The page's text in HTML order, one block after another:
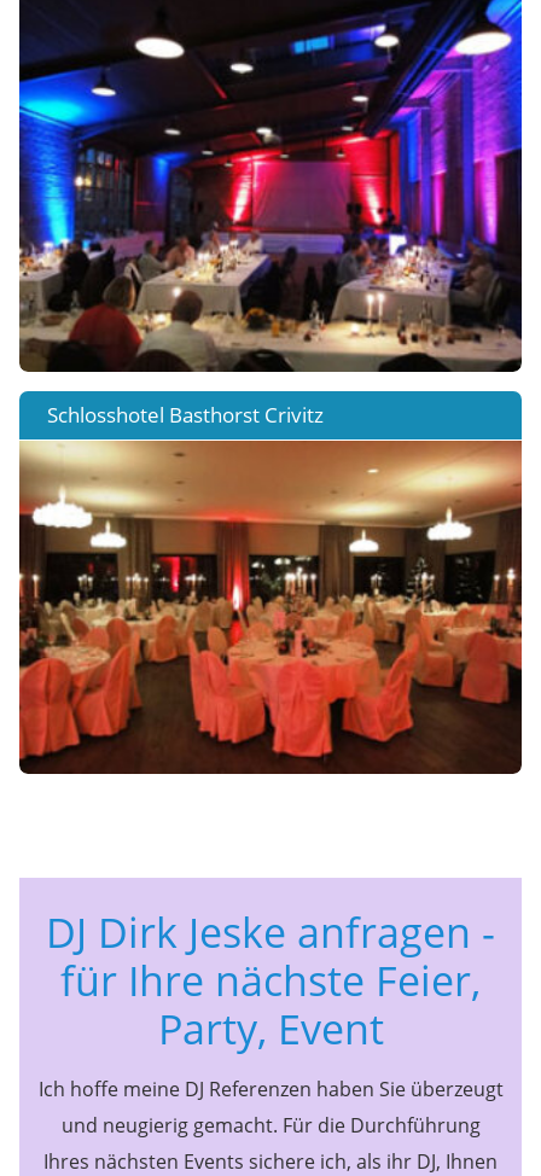
Schlosshotel Basthorst Crivitz
DJ Dirk Jeske anfragen -
für Ihre nächste Feier,
Party, Event
Ich hoffe meine DJ Referenzen haben Sie überzeugt
und neugierig gemacht. Für die Durchführung
Ihres nächsten Events sichere ich, als ihr DJ, Ihnen